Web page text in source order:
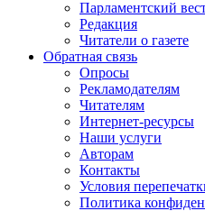
Парламентский
Редакция
Читатели о газете
Обратная связь
Опросы
Рекламодателям
Читателям
Интернет-ресурсы
Наши услуги
Авторам
Контакты
Условия
Политика